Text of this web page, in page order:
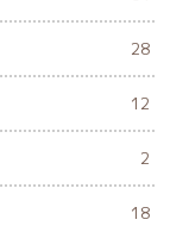
28
12
2
18